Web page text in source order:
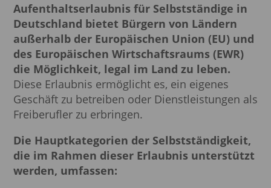
Aufenthaltserlaubnis für Selbstständige in
Deutschland bietet Bürgern von Ländern
außerhalb der Europäischen Union (EU) und
des Europäischen Wirtschaftsraums (EWR)
die Möglichkeit, legal im Land zu leben.
Diese Erlaubnis ermöglicht es, ein eigenes
Geschäft zu betreiben oder Dienstleistungen als
Freiberufler zu erbringen.
Die Hauptkategorien der Selbstständigkeit,
die im Rahmen dieser Erlaubnis unterstützt
werden, umfassen: